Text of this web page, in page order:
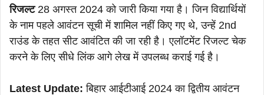
रिजल्ट28 अगस्त 2024 को जारी किया गया है। जिन विद्यार्थियों
के नाम पहले आवंटन सूची में शामिल नहीं किए गए थे, उन्हें 2nd
राउंड के तहत सीट आवंटित की जा रही है। एलॉटमेंट रिजल्ट चेक
करने के लिए सीधे लिंक आगे लेख में उपलब्ध कराई गई है।
Latest Update: बिहार आईटीआई 2024 का द्वितीय आवंटन